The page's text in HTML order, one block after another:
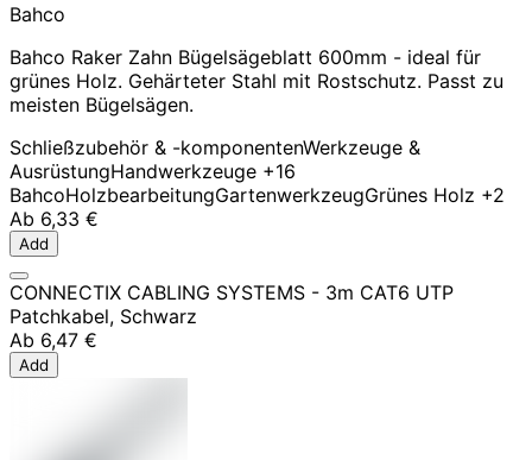
Bahco
Bahco Raker Zahn Bügelsägeblatt 600mm - ideal für
grünes Holz. Gehärteter Stahl mit Rostschutz. Passt zu
meisten Bügelsägen.
Schließzubehör & -komponentenWerkzeuge &
AusrüstungHandwerkzeuge +16
BahcoHolzbearbeitungGartenwerkzeugGrünes Holz +2
Ab 6,33 €
Add
CONNECTIX CABLING SYSTEMS - 3m CAT6 UTP
Patchkabel, Schwarz
Ab 6,47 €
Add